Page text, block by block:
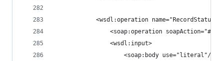
			<wsdl:operation name="RecordStatus">
<soap:operation
				<wsdl:input>
					<soap:body use="literal"/>